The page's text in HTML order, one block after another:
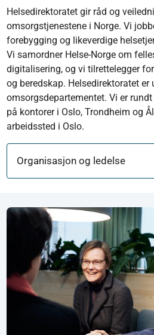
Helsedirektoratet gir råd og
omsorgstjenestene i Norge. Vi
forebygging og likeverdige
Vi samordner Helse-Norge om
digitalisering, og vi tilrettelegger
og beredskap. Helsedirektoratet er
omsorgsdepartementet. Vi er
på kontorer i Oslo, Trondheim og
arbeidssted i Oslo.
Organisasjon og ledelse